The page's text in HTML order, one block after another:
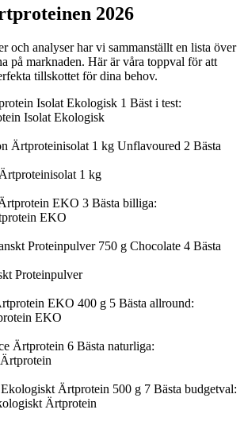
2026
och analyser har vi sammanställt en lista över
på marknaden. Här är våra toppval för att
tillskottet för dina behov.
1 Bäst i test:
Isolat Ekologisk
2 Bästa
1 kg
3 Bästa billiga:
EKO
4 Bästa
Proteinpulver
5 Bästa allround:
EKO
6 Bästa naturliga:
7 Bästa budgetval:
Ärtprotein